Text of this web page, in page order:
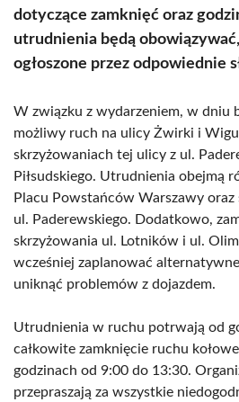
dotyczące zamknięć oraz
utrudnienia będą
ogłoszone przez odpowiednie
W związku z wydarzeniem, w dniu
możliwy ruch na ulicy Żwirki i
skrzyżowaniach tej ulicy z ul.
Piłsudskiego. Utrudnienia obejmą
Placu Powstańców Warszawy
ul. Paderewskiego. Dodatkowo,
skrzyżowania ul. Lotników i ul.
wcześniej zaplanować
uniknąć problemów z dojazdem.
Utrudnienia w ruchu potrwają od
całkowite zamknięcie ruchu
godzinach od 9:00 do 13:30.
przepraszają za wszystkie